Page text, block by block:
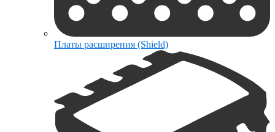
Платы расширения (Shield)